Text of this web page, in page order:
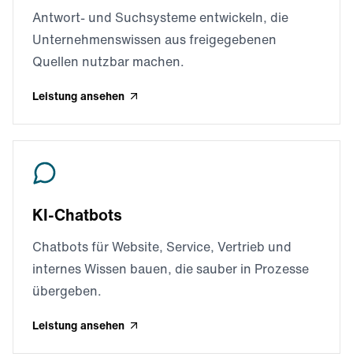
Antwort- und Suchsysteme entwickeln, die
Unternehmenswissen aus freigegebenen
Quellen nutzbar machen.
Leistung ansehen
KI-Chatbots
Chatbots für Website, Service, Vertrieb und
internes Wissen bauen, die sauber in Prozesse
übergeben.
Leistung ansehen